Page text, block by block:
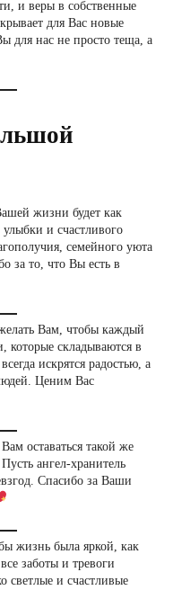
и веры в собственные
для Вас новые
для нас не просто теща, а
жизни будет как
и счастливого
семейного уюта
за то, что Вы есть в
Вам, чтобы каждый
которые складываются в
искрятся радостью, а
Ценим Вас
оставаться такой же
Пусть ангел-хранитель
Спасибо за Ваши
жизнь была яркой, как
заботы и тревоги
светлые и счастливые